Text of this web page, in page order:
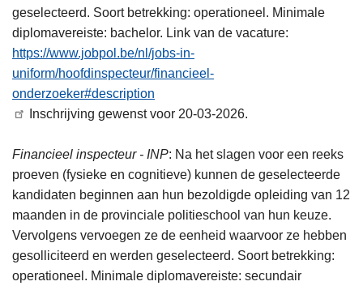
geselecteerd. Soort betrekking: operationeel. Minimale
diplomavereiste: bachelor. Link van de vacature:
https://www.jobpol.be/nl/jobs-in-
uniform/hoofdinspecteur/financieel-
onderzoeker#description
Inschrijving gewenst voor 20-03-2026.
Financieel inspecteur - INP: Na het slagen voor een reeks
proeven (fysieke en cognitieve) kunnen de geselecteerde
kandidaten beginnen aan hun bezoldigde opleiding van 12
maanden in de provinciale politieschool van hun keuze.
Vervolgens vervoegen ze de eenheid waarvoor ze hebben
gesolliciteerd en werden geselecteerd. Soort betrekking:
operationeel. Minimale diplomavereiste: secundair